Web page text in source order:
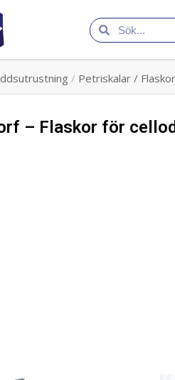
/ Petriskalar /
– Flaskor för